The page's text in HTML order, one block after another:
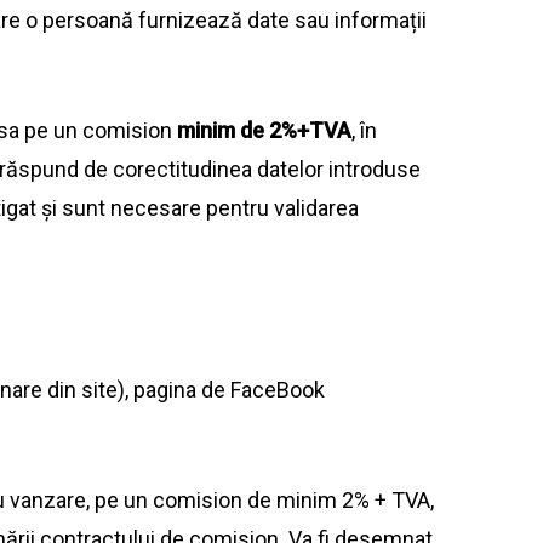
o persoană furnizează date sau informații
pe un comision minim de 2%+TVA, în
de corectitudinea datelor introduse
și sunt necesare pentru validarea
din site), pagina de FaceBook
pe un comision de minim 2% + TVA,